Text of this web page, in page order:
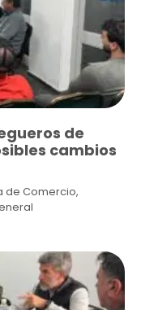
de
cambios
de Comercio,